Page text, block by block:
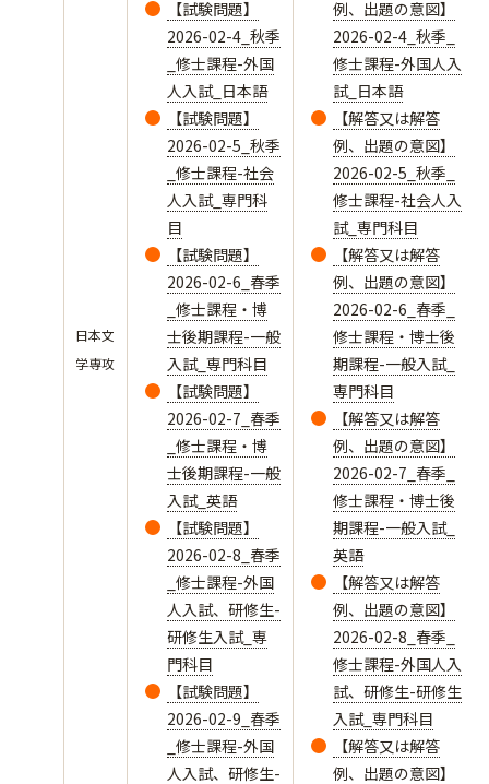
日本文
学専攻
【試験問題】
2026-02-4_秋季
_修士課程-外国
人入試_日本語
【試験問題】
2026-02-5_秋季
_修士課程-社会
人入試_専門科
目
【試験問題】
2026-02-6_春季
_修士課程・博
士後期課程-一般
入試_専門科目
【試験問題】
2026-02-7_春季
_修士課程・博
士後期課程-一般
入試_英語
【試験問題】
2026-02-8_春季
_修士課程-外国
人入試、研修生-
研修生入試_専
門科目
【試験問題】
2026-02-9_春季
_修士課程-外国
人入試、研修生-
例、出題の意図】
2026-02-4_秋季_
修士課程-外国人入
試_日本語
【解答又は解答
例、出題の意図】
2026-02-5_秋季_
修士課程-社会人入
試_専門科目
【解答又は解答
例、出題の意図】
2026-02-6_春季_
修士課程・博士後
期課程-一般入試_
専門科目
【解答又は解答
例、出題の意図】
2026-02-7_春季_
修士課程・博士後
期課程-一般入試_
英語
【解答又は解答
例、出題の意図】
2026-02-8_春季_
修士課程-外国人入
試、研修生-研修生
入試_専門科目
【解答又は解答
例、出題の意図】